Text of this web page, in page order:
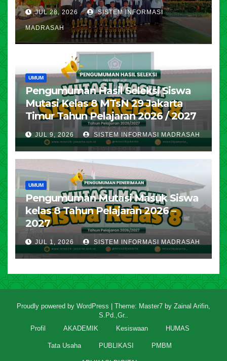
JUL 28, 2026 SISTEM INFORMASI
MADRASAH
UMUM
Pengumuman Hasil Seleksi Siswa
Mutasi Kelas 8 MTsN 29 Jakarta
Timur Tahun Pelajaran 2026 / 2027
JUL 9, 2026 SISTEM INFORMASI MADRASAH
UMUM
Pengumuman Mutasi Masuk Siswa
kelas 8 Tahun Pelajaran 2026 –
2027
JUL 1, 2026 SISTEM INFORMASI MADRASAH
Proudly powered by WordPress Theme: Master7 by Zainal Arifin,
S.Pd.,Gr.
Profil
AKADEMIK Kesiswaan HUMAS
Tata Usaha PUBLIKASI PMBM